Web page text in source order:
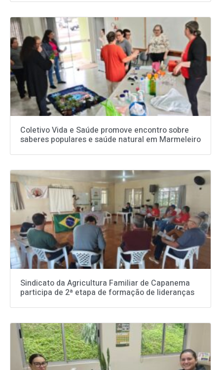
Coletivo Vida e Saúde promove encontro sobre
saberes populares e saúde natural em Marmeleiro
Sindicato da Agricultura Familiar de Capanema
participa de 2ª etapa de formação de lideranças